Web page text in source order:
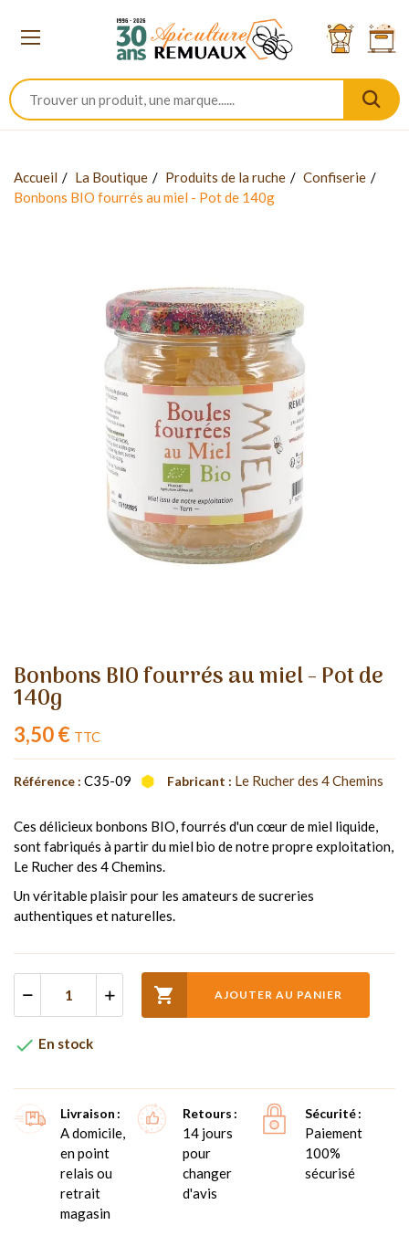
Accueil La Boutique Produits de la ruche
Confiserie
Bonbons BIO fourrés au miel - Pot de 140g
Bonbons BIO fourrés au miel - Pot de
140g
3,50 € TTC
Référence : C35-09 Fabricant : Le Rucher des 4 Chemins
Ces délicieux bonbons BIO, fourrés d'un cœur de miel liquide,
sont fabriqués à partir du miel bio de notre propre exploitation,
Le Rucher des 4 Chemins.
Un véritable plaisir pour les amateurs de sucreries
authentiques et naturelles.
 AJOUTER AU PANIER
 En stock
Livraison
A domicile,
en point
relais ou
retrait
magasin
Retours
14 jours
pour
changer
d'avis
Sécurité
Paiement
100%
sécurisé